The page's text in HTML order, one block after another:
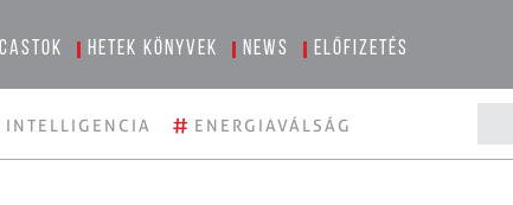
Hetek könyvek News Előfizetés
INTELLIGENCIA # ENERGIAVÁLSÁG